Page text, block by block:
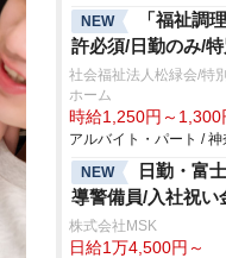
NEW
「福祉調
許必須/日勤のみ/
社会福祉法人松緑会/特
ホーム
時給1,250円～1,300
アルバイト・パート /
NEW
日勤・富
導警備員/入社祝い
株式会社MSK
日給1万4,500円～